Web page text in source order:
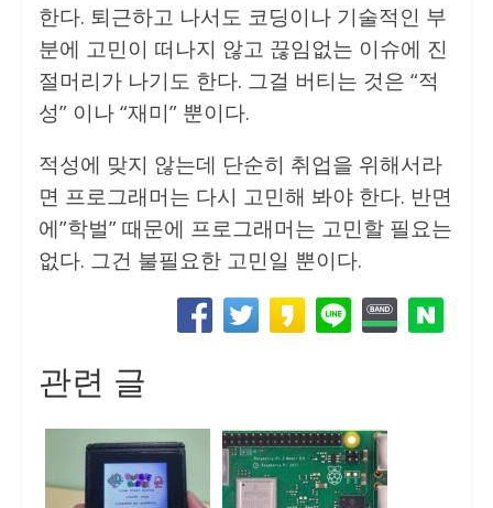
한다. 퇴근하고 나서도 코딩이나 기술적인 부
분에 고민이 떠나지 않고 끊임없는 이슈에 진
절머리가 나기도 한다. 그걸 버티는 것은 “적
성” 이나 “재미” 뿐이다.
적성에 맞지 않는데 단순히 취업을 위해서라
면 프로그래머는 다시 고민해 봐야 한다. 반면
에”학벌” 때문에 프로그래머는 고민할 필요는
없다. 그건 불필요한 고민일 뿐이다.
관련 글